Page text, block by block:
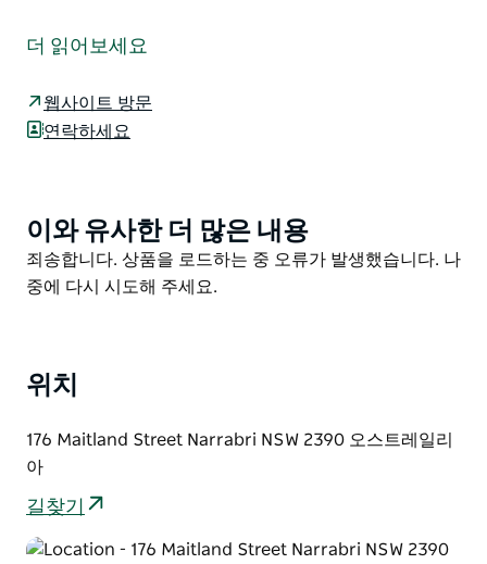
식을 취하기에 완벽한 장소입니다. 볼링 그린이 내려다보
메뉴는 클럽에서 즐겨 찾는 클래식 메뉴 호주 요리 그리고
더 읽어보세요
웹사이트 방문
연락하세요
Product
List
이와 유사한 더 많은 내용
Product
List
죄송합니다. 상품을 로드하는 중 오류가 발생했습니다. 나
중에 다시 시도해 주세요.
위치
176 Maitland Street Narrabri NSW 2390 오스트레일리
아
길찾기